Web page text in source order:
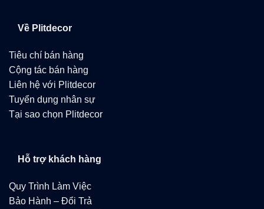
Về Plitdecor
Tiêu chí bán hàng
Cộng tác bán hàng
Liên hệ với Plitdecor
Tuyển dụng nhân sự
Tại sao chọn Plitdecor
Hỗ trợ khách hàng
Quy Trình Làm Việc
Bảo Hành – Đổi Trả